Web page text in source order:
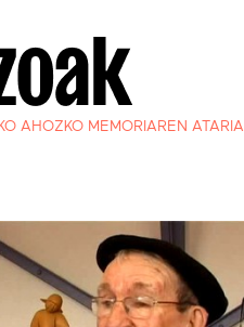
AHOZKO MEMORIAREN ATARIA